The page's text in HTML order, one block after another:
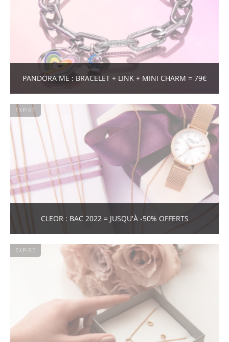
PANDORA ME : BRACELET + LINK + MINI CHARM = 79€
EXPIRÉ
CLEOR : BAC 2022 = JUSQU'À -50% OFFERTS
EXPIRÉ